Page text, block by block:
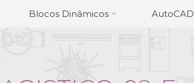
Blocos Dinâmicos AutoCAD